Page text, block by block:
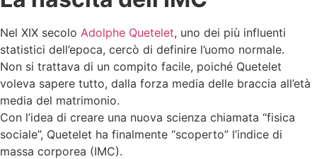
Nel XIX secolo Adolphe Quetelet, uno dei più influenti
statistici dell’epoca, cercò di definire l’uomo normale.
Non si trattava di un compito facile, poiché Quetelet
voleva sapere tutto, dalla forza media delle braccia all’età
media del matrimonio.
Con l’idea di creare una nuova scienza chiamata “fisica
sociale”, Quetelet ha finalmente “scoperto” l’indice di
massa corporea (IMC).